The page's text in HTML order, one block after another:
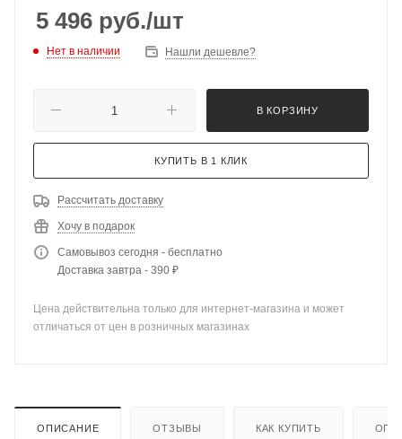
5 496 руб./шт
Нет в наличии Нашли дешевле?
В КОРЗИНУ
КУПИТЬ В 1 КЛИК
Рассчитать доставку
Хочу в подарок
Самовывоз сегодня - бесплатно
Доставка завтра - 390 ₽
Цена действительна только для интернет-магазина и может
отличаться от цен в розничных магазинах
ОПИСАНИЕ ОТЗЫВЫ КАК КУПИТЬ